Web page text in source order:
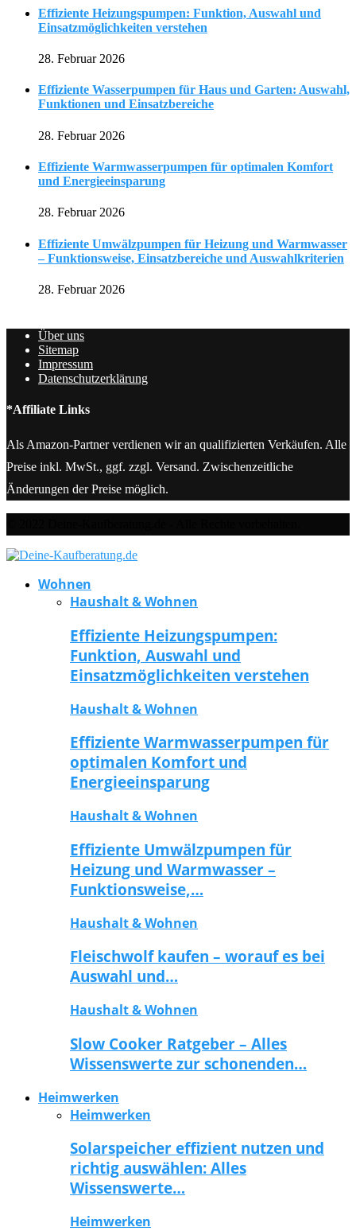
Effiziente Heizungspumpen: Funktion, Auswahl und
Einsatzmöglichkeiten verstehen
28. Februar 2026
Effiziente Wasserpumpen für Haus und Garten: Auswahl,
Funktionen und Einsatzbereiche
28. Februar 2026
Effiziente Warmwasserpumpen für optimalen Komfort
und Energieeinsparung
28. Februar 2026
Effiziente Umwälzpumpen für Heizung und Warmwasser
– Funktionsweise, Einsatzbereiche und Auswahlkriterien
28. Februar 2026
Über uns
Sitemap
Impressum
Datenschutzerklärung
*Affiliate Links
Als Amazon-Partner verdienen wir an qualifizierten Verkäufen. Alle
Preise inkl. MwSt., ggf. zzgl. Versand. Zwischenzeitliche
Änderungen der Preise möglich.
Wohnen
Haushalt & Wohnen
Effiziente Heizungspumpen:
Funktion, Auswahl und
Einsatzmöglichkeiten verstehen
Haushalt & Wohnen
Effiziente Warmwasserpumpen für
optimalen Komfort und
Energieeinsparung
Haushalt & Wohnen
Effiziente Umwälzpumpen für
Heizung und Warmwasser –
Funktionsweise,…
Haushalt & Wohnen
Fleischwolf kaufen – worauf es bei
Auswahl und…
Haushalt & Wohnen
Slow Cooker Ratgeber – Alles
Wissenswerte zur schonenden…
Heimwerken
Heimwerken
Solarspeicher effizient nutzen und
richtig auswählen: Alles
Wissenswerte…
Heimwerken